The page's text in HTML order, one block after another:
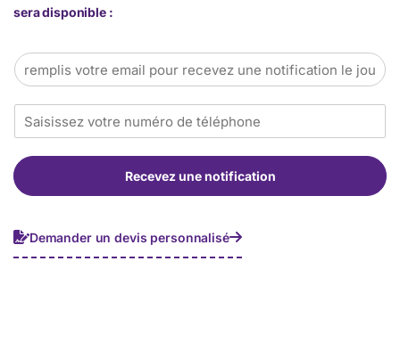
sera disponible :
E
m
é
p
n
e
Recevez une notification
Demander un devis personnalisé